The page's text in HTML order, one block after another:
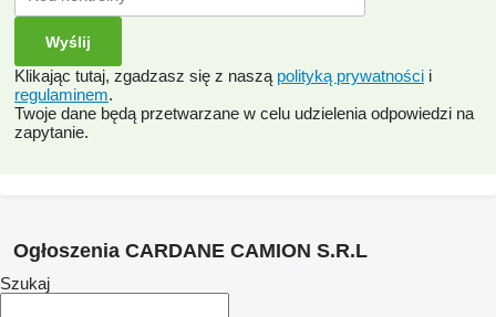
Klikając tutaj, zgadzasz się z naszą polityką prywatności i
regulaminem.
Twoje dane będą przetwarzane w celu udzielenia odpowiedzi na
zapytanie.
Ogłoszenia CARDANE CAMION S.R.L
Szukaj